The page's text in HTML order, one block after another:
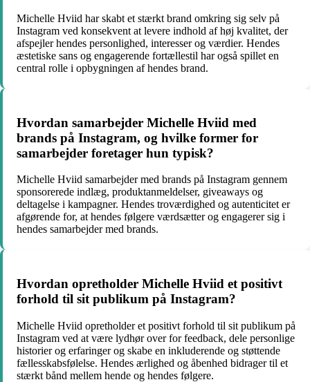
Michelle Hviid har skabt et stærkt brand omkring sig selv på
Instagram ved konsekvent at levere indhold af høj kvalitet, der
afspejler hendes personlighed, interesser og værdier. Hendes
æstetiske sans og engagerende fortællestil har også spillet en
central rolle i opbygningen af hendes brand.
Hvordan samarbejder Michelle Hviid med
brands på Instagram, og hvilke former for
samarbejder foretager hun typisk?
Michelle Hviid samarbejder med brands på Instagram gennem
sponsorerede indlæg, produktanmeldelser, giveaways og
deltagelse i kampagner. Hendes troværdighed og autenticitet er
afgørende for, at hendes følgere værdsætter og engagerer sig i
hendes samarbejder med brands.
Hvordan opretholder Michelle Hviid et positivt
forhold til sit publikum på Instagram?
Michelle Hviid opretholder et positivt forhold til sit publikum på
Instagram ved at være lydhør over for feedback, dele personlige
historier og erfaringer og skabe en inkluderende og støttende
fællesskabsfølelse. Hendes ærlighed og åbenhed bidrager til et
stærkt bånd mellem hende og hendes følgere.